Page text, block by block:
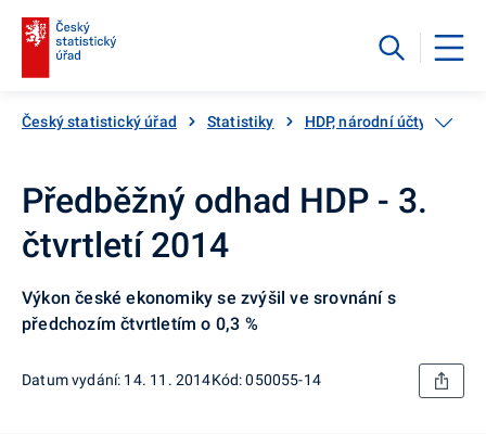
Český statistický úřad Statistiky HDP, národní účty
Předběžný odhad HDP - 3.
čtvrtletí 2014
Výkon české ekonomiky se zvýšil ve srovnání s
předchozím čtvrtletím o 0,3 %
Datum vydání: 14. 11. 2014Kód: 050055-14